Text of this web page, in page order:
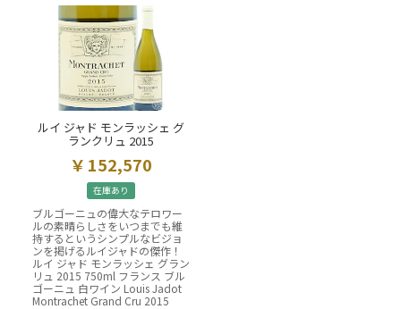
ルイ ジャド モンラッシェ グ
ランクリュ 2015
152,570
在庫あり
ブルゴーニュの偉大なテロワー
ルの素晴らしさをいつまでも維
持するというシンプルなビジョ
ンを掲げるルイジャドの傑作！
ルイ ジャド モンラッシェ グラン
リュ 2015 750ml フランス ブル
ゴーニュ 白ワイン Louis Jadot
Montrachet Grand Cru 2015